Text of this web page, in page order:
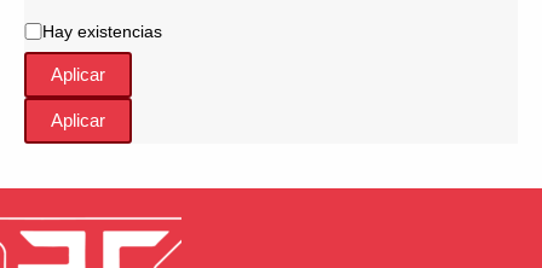
D
i
p
n
i
l
Hay existencias
Aplicar
Aplicar